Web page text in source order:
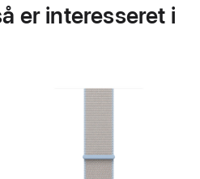
er interesseret i